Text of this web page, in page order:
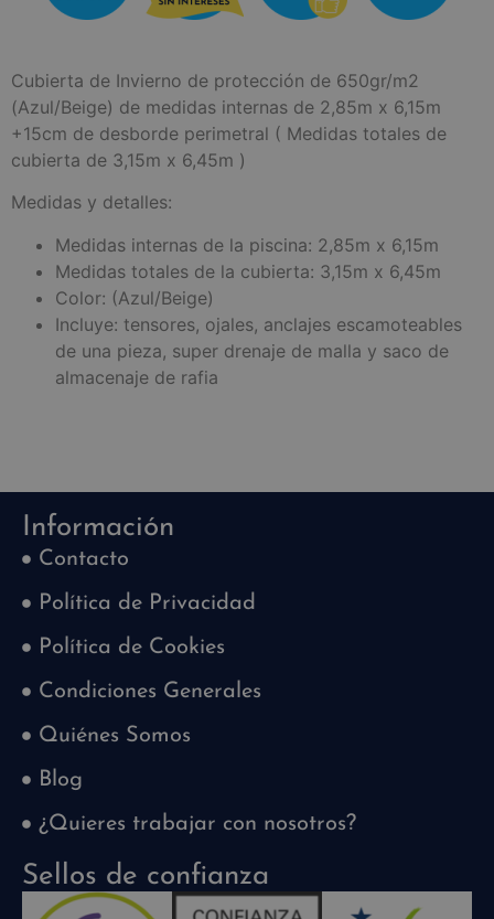
Cubierta de Invierno de protección de 650gr/m2
(Azul/Beige) de medidas internas de 2,85m x 6,15m
+15cm de desborde perimetral ( Medidas totales de
cubierta de 3,15m x 6,45m )
Medidas y detalles:
Medidas internas de la piscina: 2,85m x 6,15m
Medidas totales de la cubierta: 3,15m x 6,45m
Color: (Azul/Beige)
Incluye: tensores, ojales, anclajes escamoteables
de una pieza, super drenaje de malla y saco de
almacenaje de rafia
Información
Contacto
Política de Privacidad
Política de Cookies
Condiciones Generales
Quiénes Somos
Blog
¿Quieres trabajar con nosotros?
Sellos de confianza